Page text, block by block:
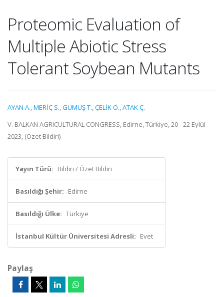
Proteomic Evaluation of
Multiple Abiotic Stress
Tolerant Soybean Mutants
AYAN A.,MERİÇ S.,GÜMÜŞ T.,ÇELİK Ö.,ATAK Ç.
V. BALKAN AGRICULTURAL CONGRESS, Edirne, Türkiye, 20 - 22 Eylül
2023, (Özet Bildiri)
Yayın Türü: Bildiri / Özet Bildiri
Basıldığı Şehir: Edirne
Basıldığı Ülke: Türkiye
İstanbul Kültür Üniversitesi Adresli: Evet
Paylaş